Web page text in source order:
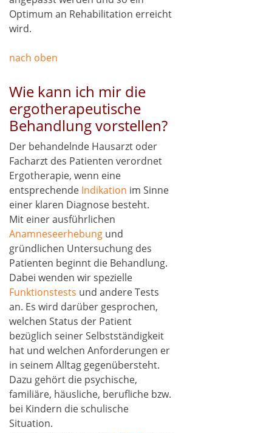
Optimum an Rehabilitation erreicht
wird.
nach oben
Wie kann ich mir die
ergotherapeutische
Behandlung vorstellen?
Der behandelnde Hausarzt oder
Facharzt des Patienten verordnet
Ergotherapie, wenn eine
entsprechende Indikation im Sinne
einer klaren Diagnose besteht.
Mit einer ausführlichen
Anamneseerhebung und
gründlichen Untersuchung des
Patienten beginnt die Behandlung.
Dabei wenden wir spezielle
Funktionstests und andere Tests
an. Es wird darüber gesprochen,
welchen Status der Patient
bezüglich seiner Selbstständigkeit
hat und welchen Anforderungen er
in seinem Alltag gegenübersteht.
Dazu gehört die psychische,
familiäre, häusliche, berufliche bzw.
bei Kindern die schulische
Situation.